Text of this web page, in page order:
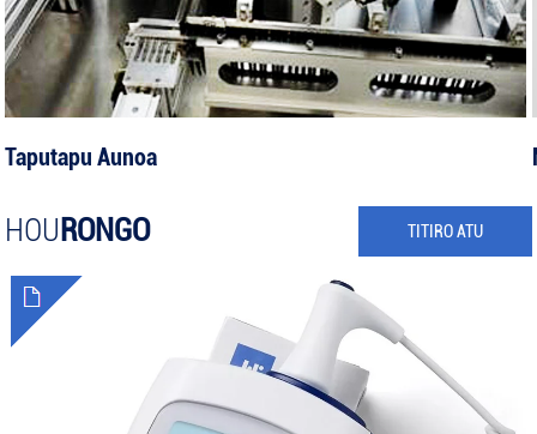
Taputapu Aunoa
HOU RONGO TITIRO ATU